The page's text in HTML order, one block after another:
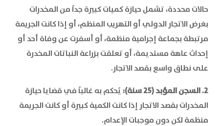
حالات محددة، تشمل حيازة كميات كبيرة جداً من المخدرات
بغرض الاتجار الدولي أو التهريب المنظم، أو إذا كانت الجريمة
مرتبطة بجماعة إجرامية منظمة، أو أسفرت عن وفاة أحد أو
إحداث عاهة مستديمة، أو تعلقت بزراعة النباتات المخدرة
على نطاق واسع بقصد الاتجار.
2. السجن المؤبد (25 سنة):
يُحكم به غالباً في قضايا حيازة
المخدرات بقصد الاتجار إذا كانت الكمية كبيرة أو كانت الجريمة
منظمة لكن دون موجبات الإعدام.